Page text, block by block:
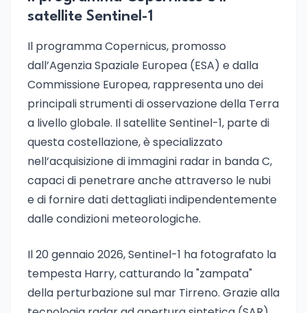
satellite Sentinel-1
Il programma Copernicus, promosso
dall’Agenzia Spaziale Europea (ESA) e dalla
Commissione Europea, rappresenta uno dei
principali strumenti di osservazione della Terra
a livello globale. Il satellite Sentinel-1, parte di
questa costellazione, è specializzato
nell’acquisizione di immagini radar in banda C,
capaci di penetrare anche attraverso le nubi
e di fornire dati dettagliati indipendentemente
dalle condizioni meteorologiche.
Il 20 gennaio 2026, Sentinel-1 ha fotografato la
tempesta Harry, catturando la "zampata"
della perturbazione sul mar Tirreno. Grazie alla